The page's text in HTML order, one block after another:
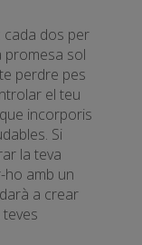
: cada dos per
promesa sol
perdre pes
el teu
incorporis
Si
la teva
ho amb un
a crear